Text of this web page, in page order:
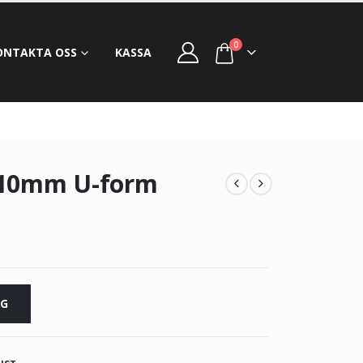
OSS KASSA 0
U-form